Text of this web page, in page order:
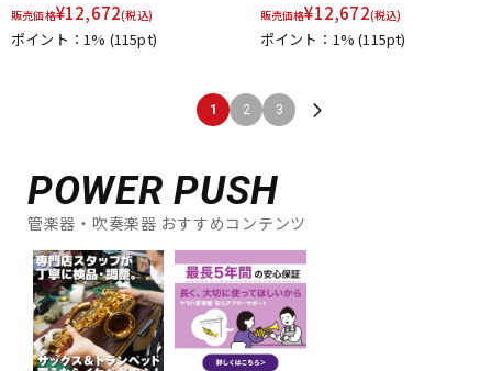
販売価格¥12,672(税込)
ポイント：1% (115pt)
販売価格¥12,672(税込)
ポイント：1%(115pt)
1 2 3
POWER PUSH
管楽器・吹奏楽器 おすすめコンテンツ